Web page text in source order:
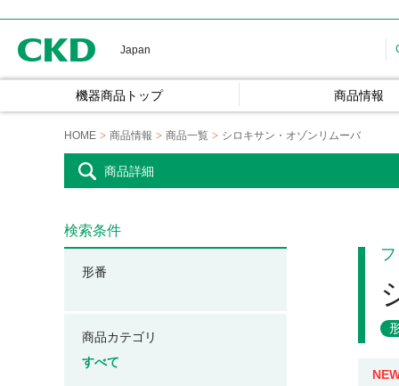
Japan
機器商品トップ 商品情報
HOME 商品情報 商品一覧 シロキサン・オゾンリムーバ
商品詳細
検索条件
形番
商品カテゴリ
すべて